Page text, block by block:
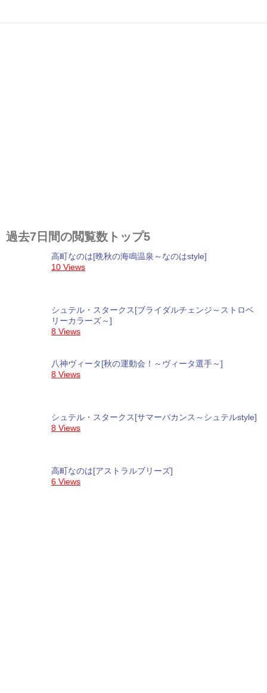
過去7日間の閲覧数トップ5
高町なのは[晩秋の海鳴温泉～なのはstyle]
10 Views
シュテル・スタークス[ブライダルチェンジ～ストロベ
リーカラーズ～]
8 Views
八神ヴィータ[秋の運動会！～ヴィータ選手～]
8 Views
シュテル・スタークス[サマーバカンス～シュテルstyle]
8 Views
高町なのは[アストラルブリーズ]
6 Views